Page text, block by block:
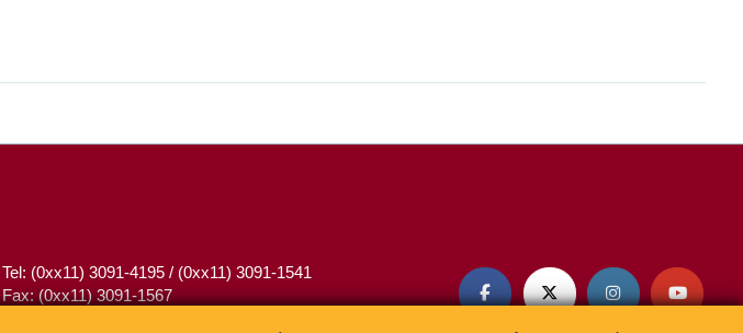
Tel: (0xx11) 3091-4195 / (0xx11) 3091-1541
Fax: (0xx11) 3091-1567
   